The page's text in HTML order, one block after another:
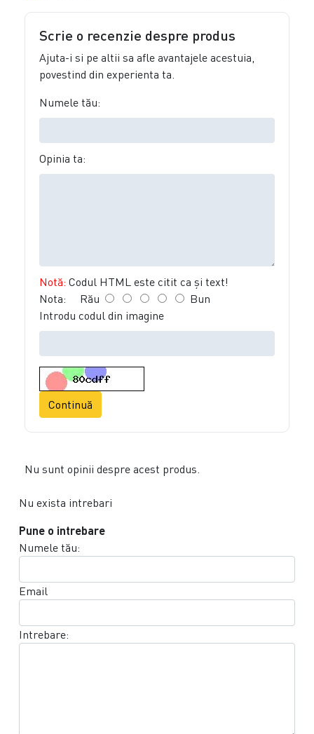
Scrie o recenzie despre produs
Ajuta-i si pe altii sa afle avantajele acestuia,
povestind din experienta ta.
Numele tău:
Opinia ta:
Notă: Codul HTML este citit ca şi text!
Nota: Rău
Bun
Introdu codul din imagine
Continuă
Nu sunt opinii despre acest produs.
Nu exista intrebari
Pune o intrebare
Numele tău:
Email
Intrebare: